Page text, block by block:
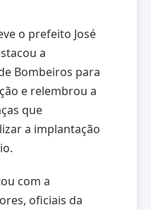
o prefeito José
a
Bombeiros para
e relembrou a
que
a implantação
com a
oficiais da